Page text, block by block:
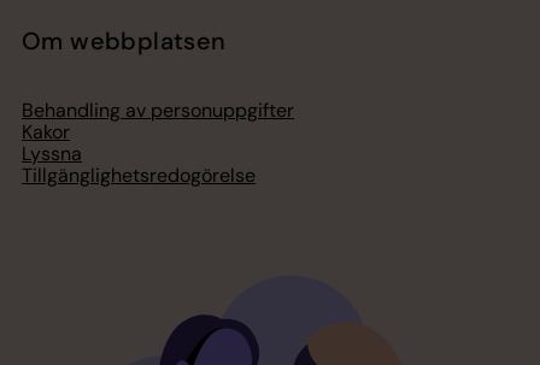
Om webbplatsen
Behandling av personuppgifter
Kakor
Lyssna
Tillgänglighetsredogörelse